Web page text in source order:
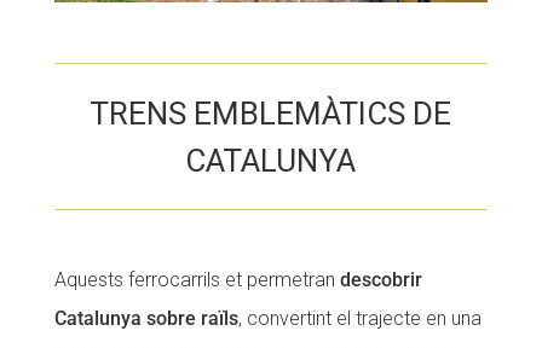
TRENS EMBLEMÀTICS DE
CATALUNYA
Aquests ferrocarrils et permetran descobrir
Catalunya sobre raïls, convertint el trajecte en una